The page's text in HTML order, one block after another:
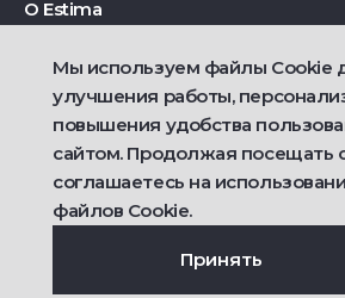
О Estima
Дизайнерам
Фирменные салоны
2021 — 2026 © Estima
Политика конфиденциальности
Договор публичной оферты о
Ametist IT
Мы используем файлы Cookie
улучшения работы,
повышения удобства
сайтом. Продолжая посещать
соглашаетесь на
файлов Cookie.
Принять